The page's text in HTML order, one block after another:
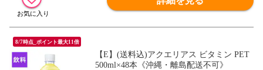
8/7時点_ポイント最大11倍
【E】(送料込)アクエリアス ビタミン PET
500ml×48本《沖縄・離島配送不可》